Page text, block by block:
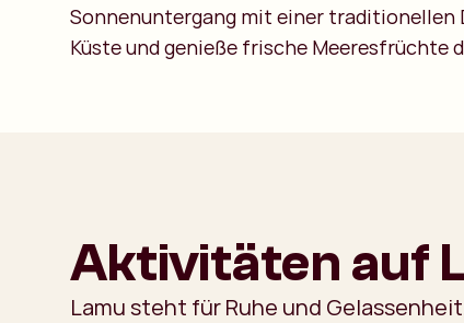
Sonnenuntergang mit einer traditionellen
Küste und genieße frische Meeresfrüchte
Aktivitäten auf
Lamu steht für Ruhe und